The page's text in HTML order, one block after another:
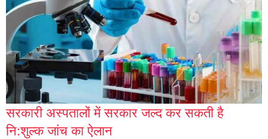
सरकारी अस्पतालों में सरकार जल्द कर सकती है
नि:शुल्क जांच का ऐलान